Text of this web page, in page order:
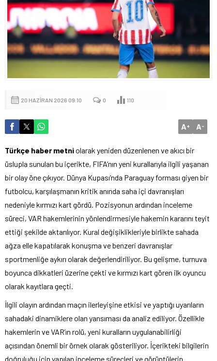
20 HAZIRAN 2026 09:10 0 110
A+ A-
Türkçe haber metniolarak yeniden düzenlenen ve akıcı bir
üslupla sunulan bu içerikte, FIFA’nın yeni kurallarıyla ilgili yaşanan
bir olay öne çıkıyor. Dünya Kupası’nda Paraguay forması giyen bir
futbolcu, karşılaşmanın kritik anında saha içi davranışları
nedeniyle kırmızı kart gördü. Pozisyonun ardından inceleme
süreci, VAR hakemlerinin yönlendirmesiyle hakemin kararını teyit
ettiği şekilde aktarılıyor. Kural değişiklikleriyle birlikte sahada
ağza elle kapatılarak konuşma ve benzeri davranışlar
sportmenliğe aykırı olarak değerlendiriliyor. Bu gelişme, turnuva
boyunca dikkatleri üzerine çekti ve kırmızı kart gören ilk oyuncu
olarak kayıtlara geçti.
İlgili olayın ardından maçın ilerleyişine etkisi ve yaptığı uyarıların
sahadaki dinamiklere olan yansıması da analiz ediliyor. Özellikle
hakemlerin ve VAR’ın rolü, yeni kuralların uygulanabilirliği
açısından önemli bir örnek olarak gösteriliyor. İçerikteki bilgilerin
doğruluğu için yapılan inceleme süreçleri ve görüntülerin